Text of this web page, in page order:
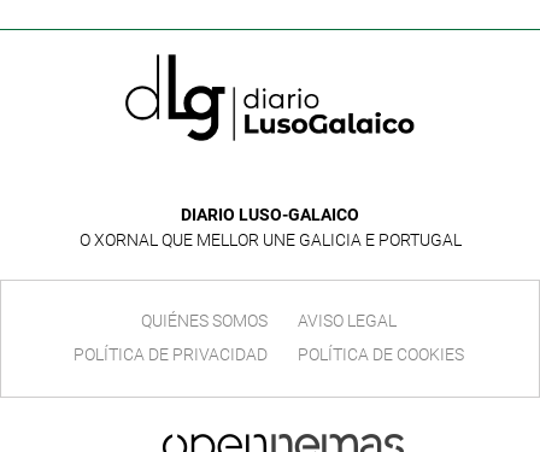
DIARIO LUSO-GALAICO
O XORNAL QUE MELLOR UNE GALICIA E PORTUGAL
QUIÉNES SOMOS
AVISO LEGAL
POLÍTICA DE PRIVACIDAD
POLÍTICA DE COOKIES